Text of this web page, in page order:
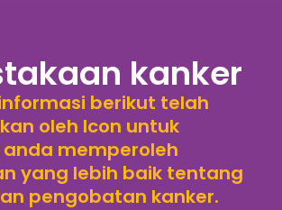
kanker
berikut telah
oleh Icon untuk
memperoleh
yang lebih baik tentang
pengobatan kanker.